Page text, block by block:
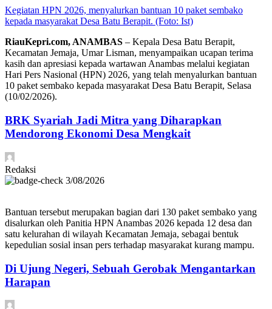
Kegiatan HPN 2026, menyalurkan bantuan 10 paket sembako
kepada masyarakat Desa Batu Berapit. (Foto: Ist)
RiauKepri.com, ANAMBAS – Kepala Desa Batu Berapit,
Kecamatan Jemaja, Umar Lisman, menyampaikan ucapan terima
kasih dan apresiasi kepada wartawan Anambas melalui kegiatan
Hari Pers Nasional (HPN) 2026, yang telah menyalurkan bantuan
10 paket sembako kepada masyarakat Desa Batu Berapit, Selasa
(10/02/2026).
BRK Syariah Jadi Mitra yang Diharapkan
Mendorong Ekonomi Desa Mengkait
Redaksi
3/08/2026
Bantuan tersebut merupakan bagian dari 130 paket sembako yang
disalurkan oleh Panitia HPN Anambas 2026 kepada 12 desa dan
satu kelurahan di wilayah Kecamatan Jemaja, sebagai bentuk
kepedulian sosial insan pers terhadap masyarakat kurang mampu.
Di Ujung Negeri, Sebuah Gerobak Mengantarkan
Harapan